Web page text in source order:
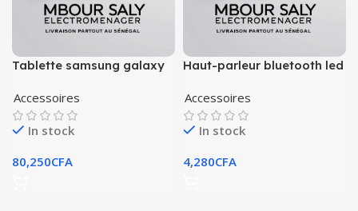
Tablette samsung galaxy
Accessoires
In stock
80,250CFA
Haut-parleur bluetooth led
Accessoires
In stock
4,280CFA